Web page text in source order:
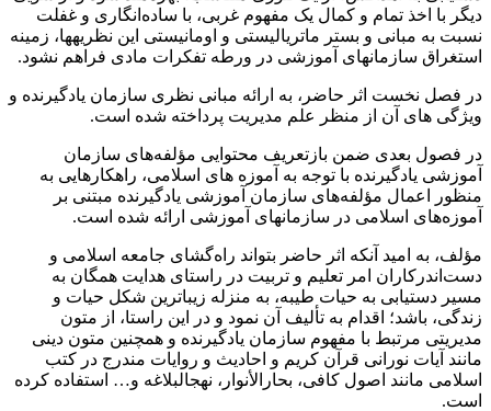
دیگر با اخذ تمام و کمال یک مفهوم غربی، با ساده‌انگاری و غفلت
نسبت به مبانی و بستر ماتریالیستی و اومانیستی این نظریه­ها، زمینه
استغراق سازمان­های آموزشی در ورطه تفکرات مادی فراهم نشود.
در فصل نخست اثر حاضر، به ارائه مبانی نظری سازمان یادگیرنده و
ویژگی­ های آن از منظر علم مدیریت پرداخته شده است.
در فصول بعدی ضمن بازتعریف محتوایی مؤلفه‌های سازمان
آموزشی یادگیرنده با توجه به آموزه ­های اسلامی، راهکارهایی به
منظور اعمال مؤلفه‌های سازمان آموزشی یادگیرنده مبتنی بر
آموزه‌های اسلامی در سازمان­های آموزشی ارائه شده است.
مؤلف، به امید آنکه اثر حاضر بتواند راه‌گشای جامعه اسلامی و
دست‌اندرکاران امر تعلیم و تربیت در راستای هدایت همگان به
مسیر دستیابی به حیات طیبه، به منزله زیباترین شکل حیات و
زندگی، باشد؛ اقدام به تألیف آن نمود و در این راستا، از متون
مدیریتی مرتبط با مفهوم سازمان یادگیرنده و همچنین متون دینی
مانند آیات نورانی قرآن کریم و احادیث و روایات مندرج در کتب
اسلامی مانند اصول کافی، بحارالأنوار، نهج­البلاغه و‌… استفاده کرده
است.